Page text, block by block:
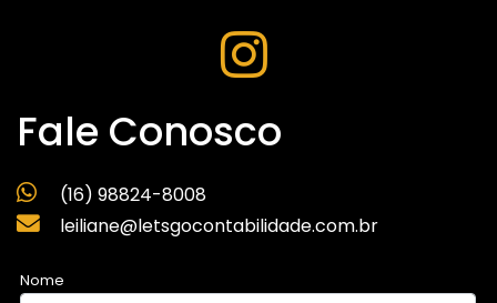
Fale Conosco
(16) 98824-8008
leiliane@letsgocontabilidade.com.br
Nome